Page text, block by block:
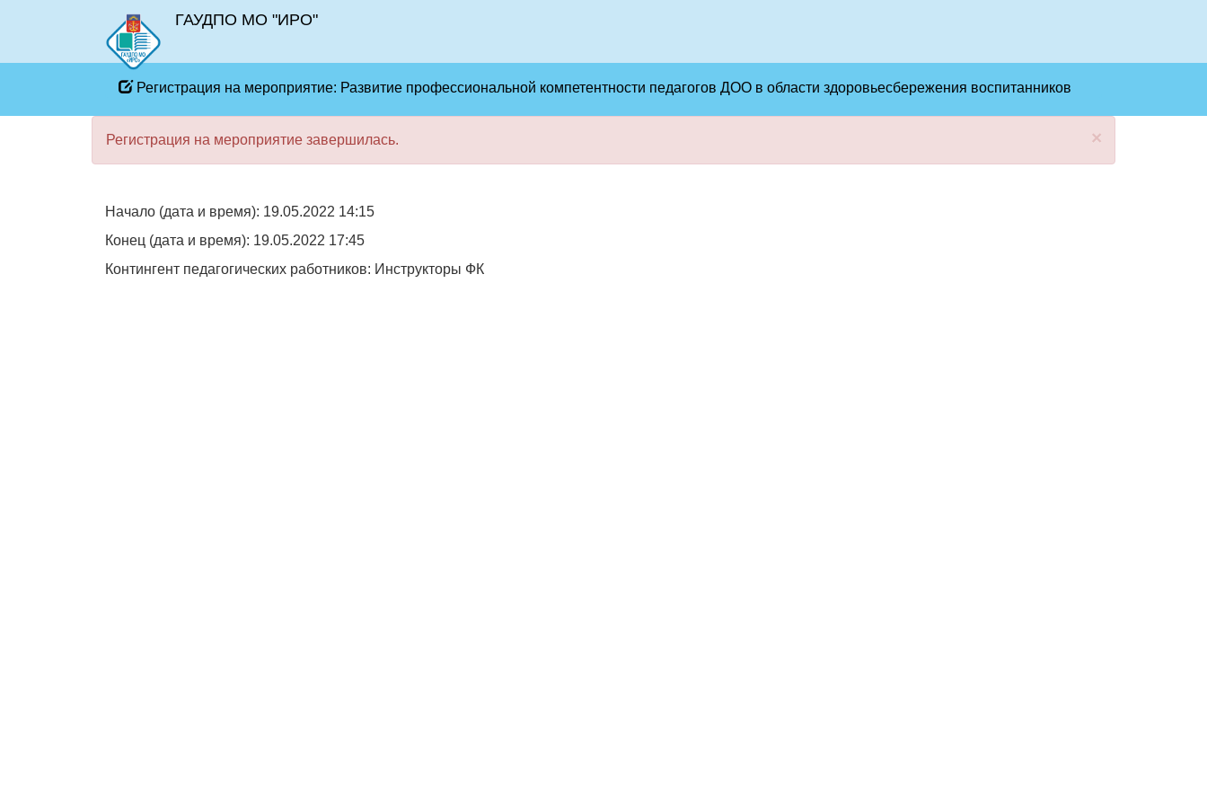
ГАУДПО МО "ИРО"
Регистрация на мероприятие: Развитие профессиональной компетентности педагогов ДОО в области здоровьесбережения воспитанников
×
Регистрация на мероприятие завершилась.
Начало (дата и время): 19.05.2022 14:15
Конец (дата и время): 19.05.2022 17:45
Контингент педагогических работников: Инструкторы ФК